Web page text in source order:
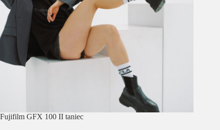
Fujifilm GFX 100 II taniec